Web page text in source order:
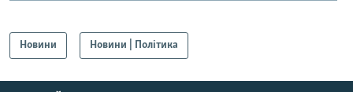
Новини Новини | Політика